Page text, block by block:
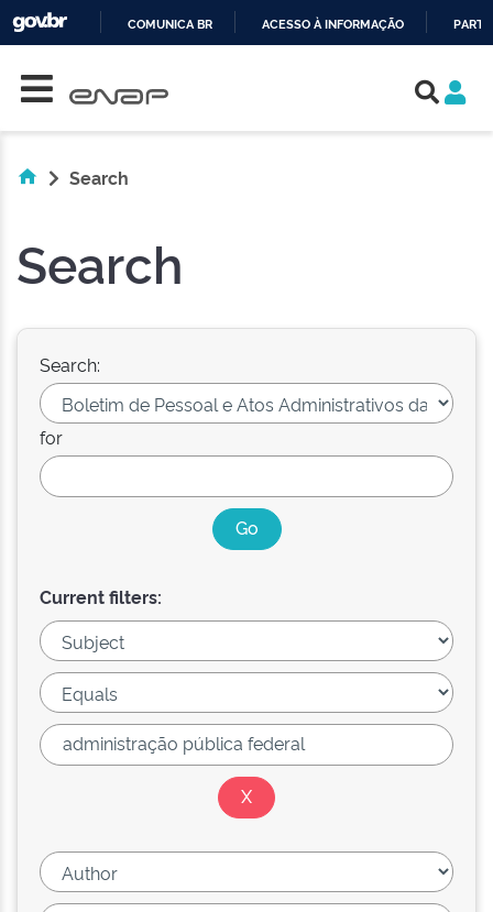
COMUNICA BR ACESSO À INFORMAÇÃO
Search
Search
Search:
for
Current filters: